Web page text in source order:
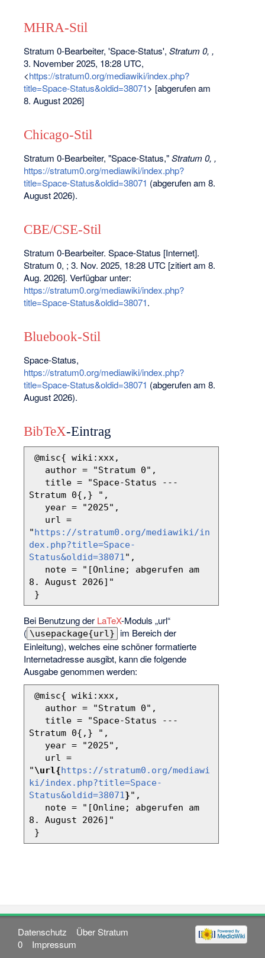
MHRA-Stil
Stratum 0-Bearbeiter, 'Space-Status',Stratum 0, ,
3. November 2025, 18:28 UTC,
<https://stratum0.org/mediawiki/index.php?
title=Space-Status&oldid=38071> [abgerufen am
8. August 2026]
Chicago-Stil
Stratum 0-Bearbeiter, "Space-Status,"Stratum 0, ,
https://stratum0.org/mediawiki/index.php?
title=Space-Status&oldid=38071 (abgerufen am 8.
August 2026).
CBE/CSE-Stil
Stratum 0-Bearbeiter. Space-Status [Internet].
Stratum 0, ; 3. Nov. 2025, 18:28 UTC [zitiert am 8.
Aug. 2026]. Verfügbar unter:
https://stratum0.org/mediawiki/index.php?
title=Space-Status&oldid=38071.
Bluebook-Stil
Space-Status,
https://stratum0.org/mediawiki/index.php?
title=Space-Status&oldid=38071 (abgerufen am 8.
August 2026).
BibTeX-Eintrag
Stratum 0{,} ",
"https://stratum0.org/mediawiki/in
dex.php?title=Space-
Status&oldid=38071",
8. August 2026]"
Bei Benutzung der LaTeX-Moduls „url“
( \usepackage{url}
im Bereich der
Einleitung), welches eine schöner formatierte
Internetadresse ausgibt, kann die folgende
Ausgabe genommen werden:
Stratum 0{,} ",
"\url{https://stratum0.org/mediawi
ki/index.php?title=Space-
Status&oldid=38071}",
8. August 2026]"
Datenschutz
Über Stratum
0
Impressum